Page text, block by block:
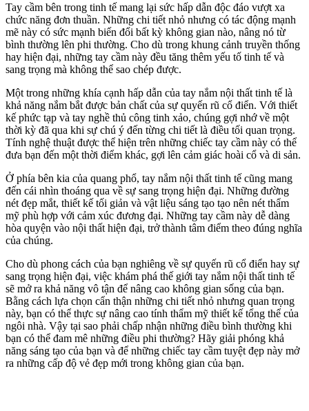
Tay cầm bên trong tinh tế mang lại sức hấp dẫn độc đáo vượt xa
chức năng đơn thuần. Những chi tiết nhỏ nhưng có tác động mạnh
mẽ này có sức mạnh biến đổi bất kỳ không gian nào, nâng nó từ
bình thường lên phi thường. Cho dù trong khung cảnh truyền thống
hay hiện đại, những tay cầm này đều tăng thêm yếu tố tinh tế và
sang trọng mà không thể sao chép được.
Một trong những khía cạnh hấp dẫn của tay nắm nội thất tinh tế là
khả năng nắm bắt được bản chất của sự quyến rũ cổ điển. Với thiết
kế phức tạp và tay nghề thủ công tinh xảo, chúng gợi nhớ về một
thời kỳ đã qua khi sự chú ý đến từng chi tiết là điều tối quan trọng.
Tính nghệ thuật được thể hiện trên những chiếc tay cầm này có thể
đưa bạn đến một thời điểm khác, gợi lên cảm giác hoài cổ và di sản.
Ở phía bên kia của quang phổ, tay nắm nội thất tinh tế cũng mang
đến cái nhìn thoáng qua về sự sang trọng hiện đại. Những đường
nét đẹp mắt, thiết kế tối giản và vật liệu sáng tạo tạo nên nét thẩm
mỹ phù hợp với cảm xúc đương đại. Những tay cầm này dễ dàng
hòa quyện vào nội thất hiện đại, trở thành tâm điểm theo đúng nghĩa
của chúng.
Cho dù phong cách của bạn nghiêng về sự quyến rũ cổ điển hay sự
sang trọng hiện đại, việc khám phá thế giới tay nắm nội thất tinh tế
sẽ mở ra khả năng vô tận để nâng cao không gian sống của bạn.
Bằng cách lựa chọn cẩn thận những chi tiết nhỏ nhưng quan trọng
này, bạn có thể thực sự nâng cao tính thẩm mỹ thiết kế tổng thể của
ngôi nhà. Vậy tại sao phải chấp nhận những điều bình thường khi
bạn có thể đam mê những điều phi thường? Hãy giải phóng khả
năng sáng tạo của bạn và để những chiếc tay cầm tuyệt đẹp này mở
ra những cấp độ vẻ đẹp mới trong không gian của bạn.